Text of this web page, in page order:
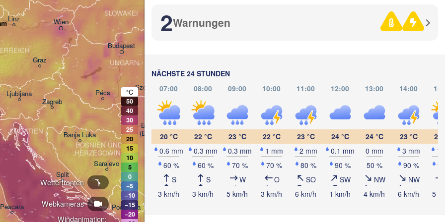
2Warnungen
NÄCHSTE 24 STUNDEN
07:00
08:00 09:00 10:00 11:00 12:00 13:00 14:00
20 °C
0.6 mm
60 %
S
3 km/h
22 °C
0.3 mm
60 %
S
3 km/h
23 °C
0.3 mm
70 %
W
5 km/h
22 °C
1 mm
70 %
O
3 km/h
23 °C
2 mm
80 %
SO
6 km/h
24 °C
0.1 mm
90 %
SW
1 km/h
24 °C
0 mm
50 %
NW
4 km/h
23 °C
3 mm
90 %
NW
6 km/h
23
1
5
Windanimation:
Webkameras
Wetterfronten
Wien
Budapest
Београд
(Beograd)
Zagreb
Linz
Sarajevo
Ljubljana
Pescara Podgorica
Split
Szeged
Banja Luka
Pécs
Graz UNGARN
SERBIEN
KROATIEN
BOSNIEN UND
HERZEGOWINA
SLOWAKEI
București
София
(Sofia)
Craiova Constanța
(Kropyvnytskyi)
Brașov
Galați
Плевен
(Pleven)
Варна
(Varna)
Cluj-Napoca
RUMÄNIEN
°C
50
40
30
25
20
15
10
5
0
−5
−10
−15
−20